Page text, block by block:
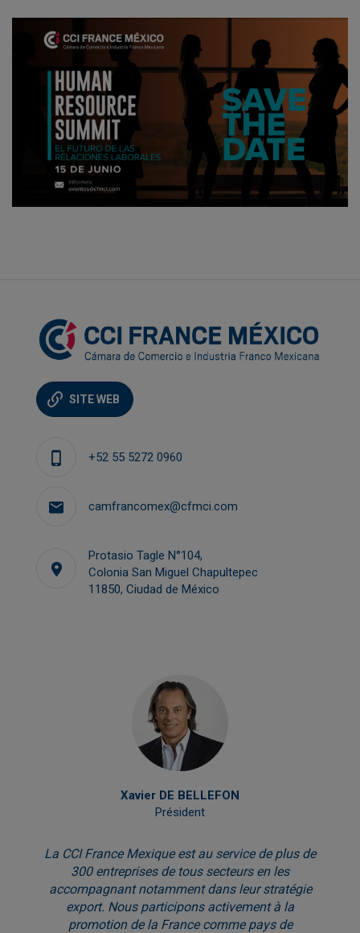
SITE WEB
+52 55 5272 0960
camfrancomex@cfmci.com
Protasio Tagle N°104,
Colonia San Miguel Chapultepec
11850, Ciudad de México
Xavier DE BELLEFON
Président
La CCI France Mexique est au service de plus de
300 entreprises de tous secteurs en les
accompagnant notamment dans leur stratégie
export. Nous participons activement à la
promotion de la France comme pays de